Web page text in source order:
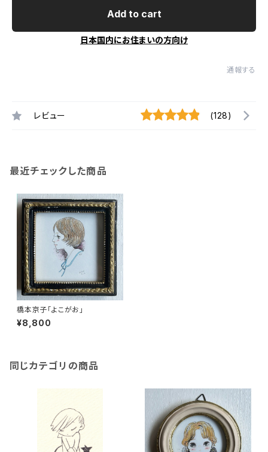
Add to cart
日本国内にお住まいの方向け
通報する
レビュー (128)
最近チェックした商品
橋本京子「よこがお」
¥8,800
同じカテゴリの商品